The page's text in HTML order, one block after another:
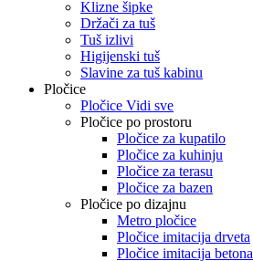
Klizne šipke
Držači za tuš
Tuš izlivi
Higijenski tuš
Slavine za tuš kabinu
Pločice
Pločice Vidi sve
Pločice po prostoru
Pločice za kupatilo
Pločice za kuhinju
Pločice za terasu
Pločice za bazen
Pločice po dizajnu
Metro pločice
Pločice imitacija drveta
Pločice imitacija betona